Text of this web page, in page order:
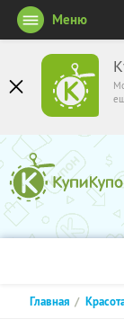
Меню
Главная